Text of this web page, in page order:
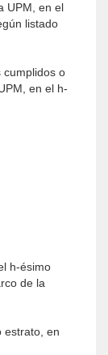
UPM, en el
listado
cumplidos o
en el h-
h-ésimo
de la
estrato, en